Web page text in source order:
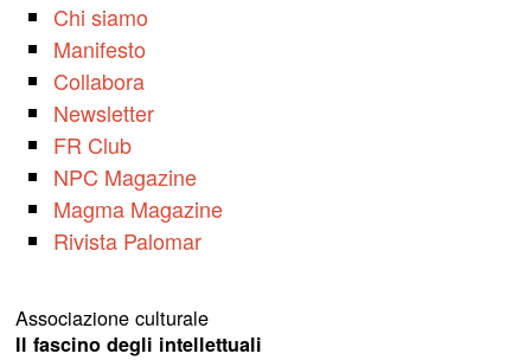
Chi siamo
Manifesto
Collabora
Newsletter
FR Club
NPC Magazine
Magma Magazine
Rivista Palomar
Associazione culturale
Il fascino degli intellettuali